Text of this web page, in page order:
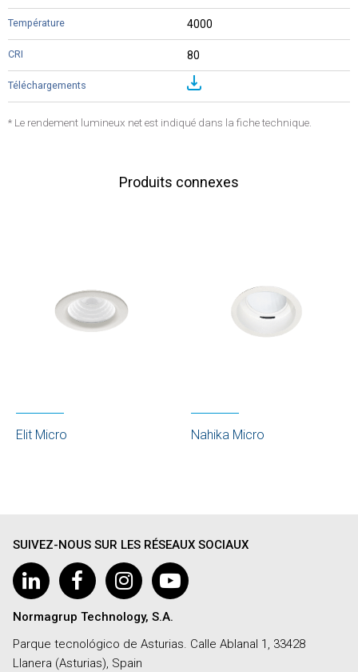
4000
80
* Le rendement lumineux net est indiqué dans la fiche technique.
Produits connexes
Elit Micro Nahika Micro
SUIVEZ-NOUS SUR LES RÉSEAUX SOCIAUX
Normagrup Technology, S.A.
Parque tecnológico de Asturias. Calle Ablanal 1, 33428
Llanera (Asturias), Spain